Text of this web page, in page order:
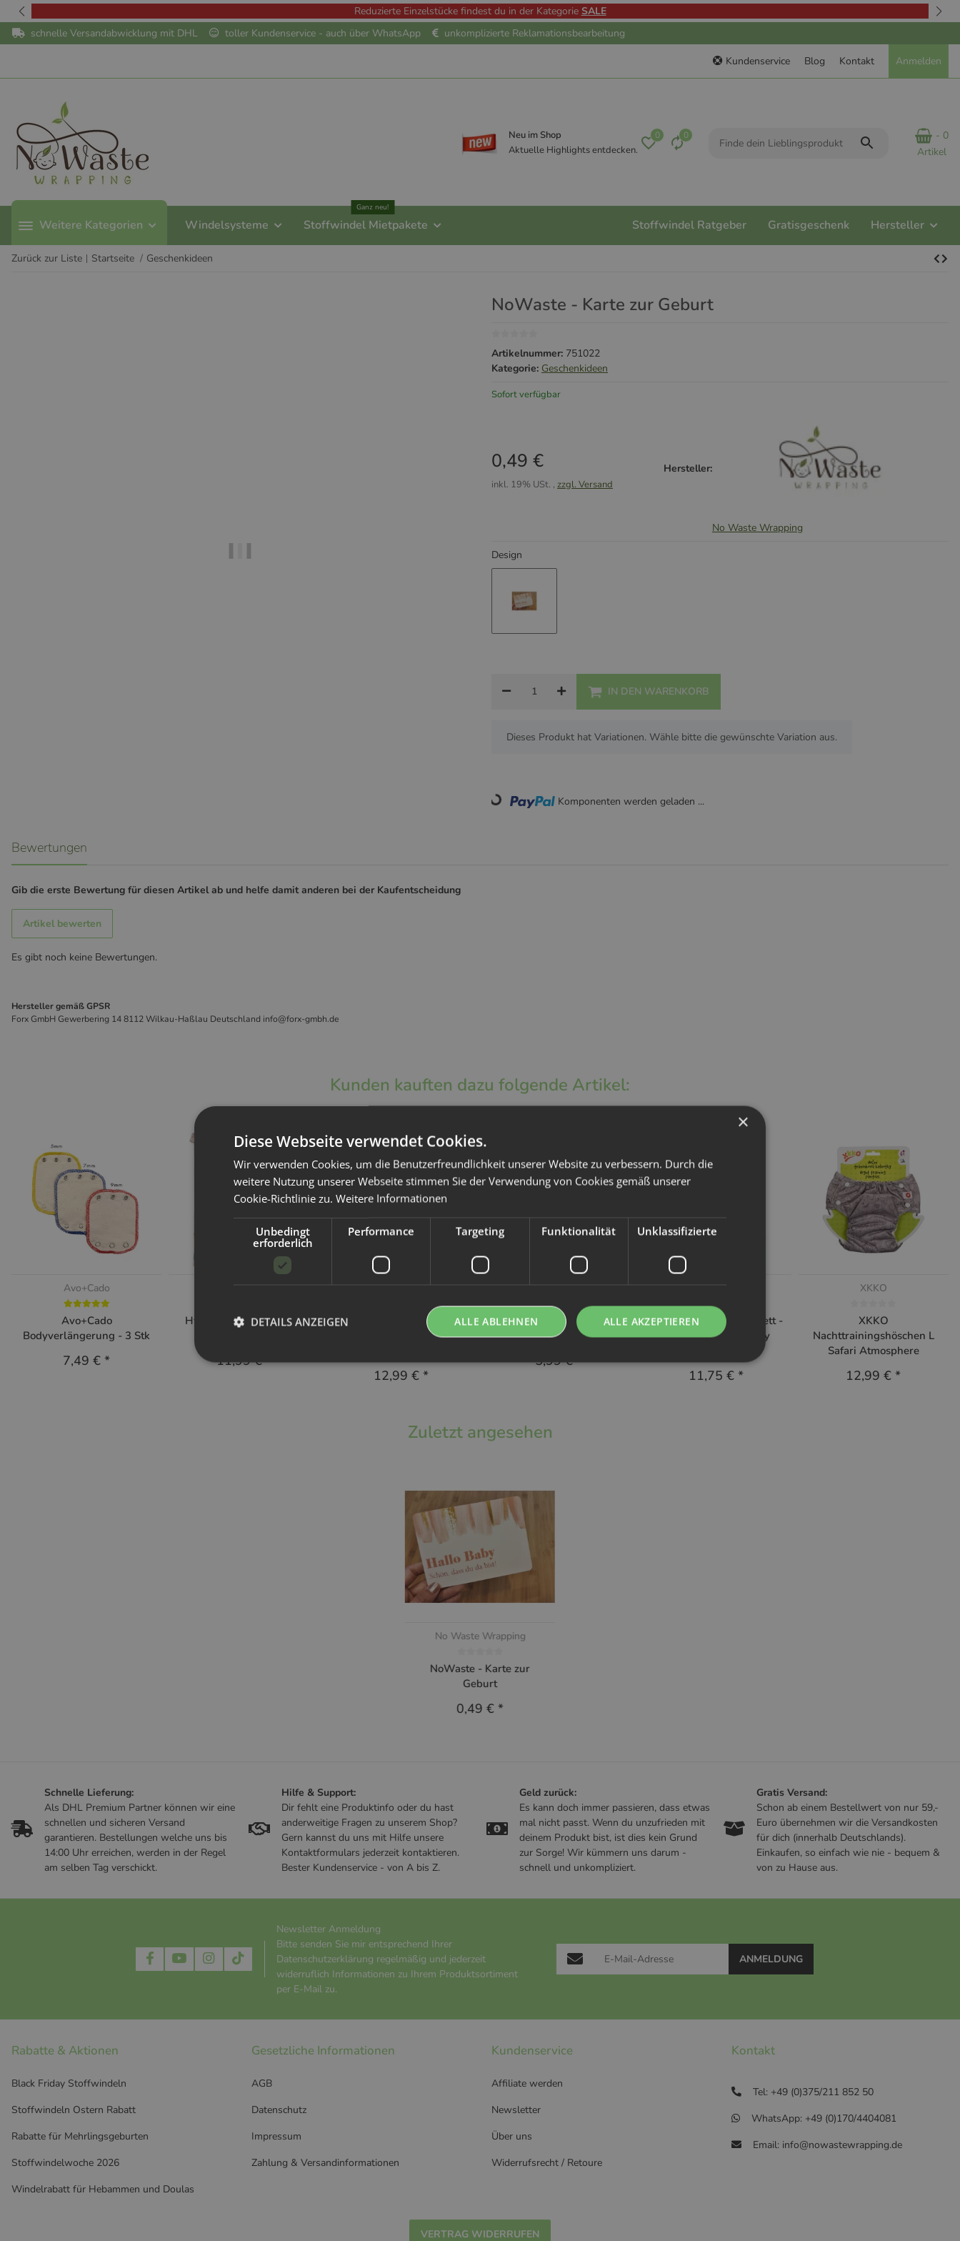
Reduzierte Einzelstücke findest du in der Kategorie SALE
schnelle Versandabwicklung mit DHL
toller Kundenservice - auch über WhatsApp unkomplizierte Reklamationsbearbeitung
Kundenservice Blog Kontakt Anmelden
Neu im Shop
Aktuelle Highlights entdecken.
0 0
- 0
Artikel
Weitere Kategorien Windelsysteme Stoffwindel Mietpakete
Ganz neu!
Stoffwindel Ratgeber Gratisgeschenk Hersteller
Zurück zur Liste Startseite Geschenkideen
NoWaste - Karte zur Geburt
Artikelnummer: 751022
Kategorie: Geschenkideen
Sofort verfügbar
0,49 €
inkl. 19% USt. , zzgl. Versand
Hersteller:
No Waste Wrapping
Design
IN DEN WARENKORB
x
Dieses Produkt hat Variationen. Wähle bitte die gewünschte Variation aus.
Loading... Komponenten werden geladen ...
Bewertungen
Gib die erste Bewertung für diesen Artikel ab und helfe damit anderen bei der Kaufentscheidung
Artikel bewerten
Es gibt noch keine Bewertungen.
Hersteller gemäß GPSR
Forx GmbH Gewerbering 14 8112 Wilkau-Haßlau Deutschland info@forx-gmbh.de
Kunden kauften dazu folgende Artikel:
Avo+Cado
Avo+Cado
Bodyverlängerung - 3 Stk
7,49 €*
Hypf Wetbag L Krabs &
11,99 €*
Nachttrainingshöschen L
12,99 €*
No Waste Wrapping
Silikonbox für Feuchttücher
22,5 x 14cm Bunte Blätter
5,99 €*
Blümchen Überhose Klett -
One Size 4-16kg Cozy
11,75 € *
XKKO
XKKO
Nachttrainingshöschen L
Safari Atmosphere
12,99 €*
Zuletzt angesehen
No Waste Wrapping
NoWaste - Karte zur
Geburt
0,49 € *
Schnelle Lieferung:
Als DHL Premium Partner können wir eine
schnellen und sicheren Versand
garantieren. Bestellungen welche uns bis
14:00 Uhr erreichen, werden in der Regel
am selben Tag verschickt.
Hilfe & Support:
Dir fehlt eine Produktinfo oder du hast
anderweitige Fragen zu unserem Shop?
Gern kannst du uns mit Hilfe unsere
Kontaktformulars jederzeit kontaktieren.
Bester Kundenservice - von A bis Z.
Geld zurück:
Es kann doch immer passieren, dass etwas
mal nicht passt. Wenn du unzufrieden mit
deinem Produkt bist, ist dies kein Grund
zur Sorge! Wir kümmern uns darum -
schnell und unkompliziert.
Gratis Versand:
Schon ab einem Bestellwert von nur 59,-
Euro übernehmen wir die Versandkosten
für dich (innerhalb Deutschlands).
Einkaufen, so einfach wie nie - bequem &
von zu Hause aus.
Newsletter Anmeldung
Bitte senden Sie mir entsprechend Ihrer
Datenschutzerklärung regelmäßig und jederzeit
widerruflich Informationen zu Ihrem Produktsortiment
per E-Mail zu.
ANMELDUNG
Rabatte & Aktionen
Black Friday Stoffwindeln
Stoffwindeln Ostern Rabatt
Rabatte für Mehrlingsgeburten
Stoffwindelwoche 2026
Windelrabatt für Hebammen und Doulas
Gesetzliche Informationen
AGB
Datenschutz
Impressum
Zahlung & Versandinformationen
Kundenservice
Affiliate werden
Newsletter
Über uns
Widerrufsrecht / Retoure
Kontakt
Tel: +49 (0)375/211 852 50
WhatsApp: +49 (0)170/4404081
Email: info@nowastewrapping.de
VERTRAG WIDERRUFEN
×
Diese Webseite verwendet Cookies.
Wir verwenden Cookies, um die Benutzerfreundlichkeit unserer Website zu verbessern. Durch die
weitere Nutzung unserer Webseite stimmen Sie der Verwendung von Cookies gemäß unserer
Cookie-Richtlinie zu. Weitere Informationen
Unbedingt
erforderlich
Performance Targeting Funktionalität Unklassifizierte
ALLE AKZEPTIEREN
ALLE ABLEHNEN
DETAILS ANZEIGEN